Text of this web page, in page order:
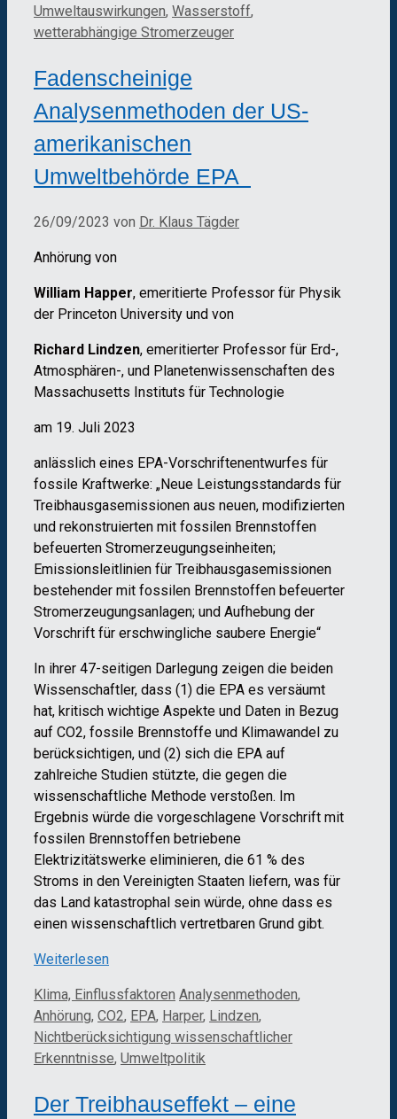
Umweltauswirkungen, Wasserstoff,
wetterabhängige Stromerzeuger
Fadenscheinige
Analysenmethoden der US-
amerikanischen
Umweltbehörde EPA
26/09/2023 von Dr. Klaus Tägder
Anhörung von
William Happer, emeritierte Professor für Physik
der Princeton University und von
Richard Lindzen, emeritierter Professor für Erd-,
Atmosphären-, und Planetenwissenschaften des
Massachusetts Instituts für Technologie
am 19. Juli 2023
anlässlich eines EPA-Vorschriftenentwurfes für
fossile Kraftwerke: „Neue Leistungsstandards für
Treibhausgasemissionen aus neuen, modifizierten
und rekonstruierten mit fossilen Brennstoffen
befeuerten Stromerzeugungseinheiten;
Emissionsleitlinien für Treibhausgasemissionen
bestehender mit fossilen Brennstoffen befeuerter
Stromerzeugungsanlagen; und Aufhebung der
Vorschrift für erschwingliche saubere Energie“
In ihrer 47-seitigen Darlegung zeigen die beiden
Wissenschaftler, dass (1) die EPA es versäumt
hat, kritisch wichtige Aspekte und Daten in Bezug
auf CO2, fossile Brennstoffe und Klimawandel zu
berücksichtigen, und (2) sich die EPA auf
zahlreiche Studien stützte, die gegen die
wissenschaftliche Methode verstoßen. Im
Ergebnis würde die vorgeschlagene Vorschrift mit
fossilen Brennstoffen betriebene
Elektrizitätswerke eliminieren, die 61 % des
Stroms in den Vereinigten Staaten liefern, was für
das Land katastrophal sein würde, ohne dass es
einen wissenschaftlich vertretbaren Grund gibt.
Weiterlesen
Kategorien
Klima, Einflussfaktoren Schlagwörter
Analysenmethoden,
Anhörung, CO2, EPA, Harper, Lindzen,
Nichtberücksichtigung wissenschaftlicher
Erkenntnisse, Umweltpolitik
Der Treibhauseffekt – eine